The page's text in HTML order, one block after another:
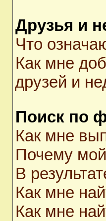
Друзья и
Что
Как мне
друзей и
Поиск по
Как мне
Почему мой
В
Как мне
Как мне